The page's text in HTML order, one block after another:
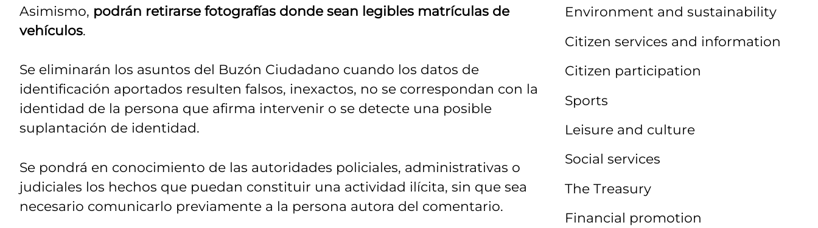
Asimismo, podrán retirarse fotografías donde sean legibles matrículas de
vehículos.
Se eliminarán los asuntos del Buzón Ciudadano cuando los datos de
identificación aportados resulten falsos, inexactos, no se correspondan con la
identidad de la persona que afirma intervenir o se detecte una posible
suplantación de identidad.
Se pondrá en conocimiento de las autoridades policiales, administrativas o
judiciales los hechos que puedan constituir una actividad ilícita, sin que sea
necesario comunicarlo previamente a la persona autora del comentario.
Environment and sustainability
Citizen services and information
Citizen participation
Sports
Leisure and culture
Social services
The Treasury
Financial promotion